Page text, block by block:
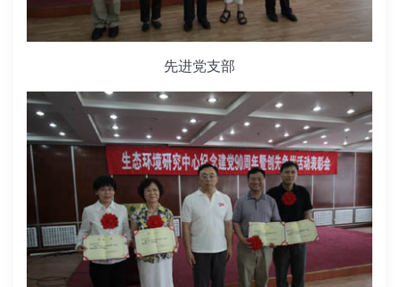
先进党支部